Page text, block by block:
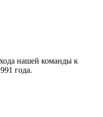
нашей команды к
года.